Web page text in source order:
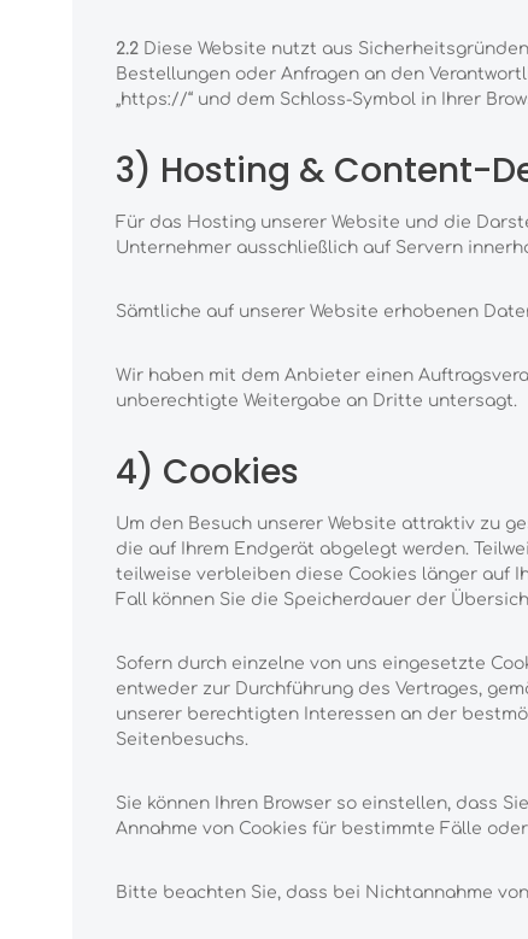
2.2 Diese Website nutzt aus
Bestellungen oder Anfragen an den
„https://“ und dem Schloss-Symbol in Ihrer
3) Hosting & Content-
Für das Hosting unserer Website und die
Unternehmer ausschließlich auf Servern
Sämtliche auf unserer Website erhobenen
Wir haben mit dem Anbieter einen
unberechtigte Weitergabe an Dritte untersagt.
4) Cookies
Um den Besuch unserer Website attraktiv zu
die auf Ihrem Endgerät abgelegt werden.
teilweise verbleiben diese Cookies länger auf
Fall können Sie die Speicherdauer der
Sofern durch einzelne von uns eingesetzte
entweder zur Durchführung des Vertrages,
unserer berechtigten Interessen an der
Seitenbesuchs.
Sie können Ihren Browser so einstellen, dass
Annahme von Cookies für bestimmte Fälle
Bitte beachten Sie, dass bei Nichtannahme